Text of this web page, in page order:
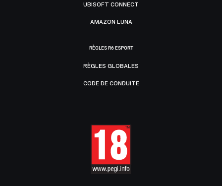
UBISOFT CONNECT
AMAZON LUNA
RÈGLES R6 ESPORT
RÈGLES GLOBALES
CODE DE CONDUITE